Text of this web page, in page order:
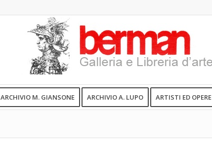
ARCHIVIO M. GIANSONE ARCHIVIO A. LUPO ARTISTI ED OPERE